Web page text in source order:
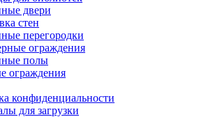
двери
стен
перегородки
ограждения
полы
ограждения
конфиденциальности
для загрузки